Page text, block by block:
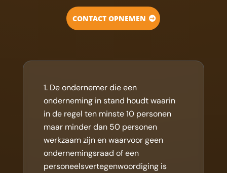
CONTACT OPNEMEN
De ondernemer die een
onderneming in stand houdt waarin
in de regel ten minste 10 personen
maar minder dan 50 personen
werkzaam zijn en waarvoor geen
ondernemingsraad of een
personeelsvertegenwoordiging is